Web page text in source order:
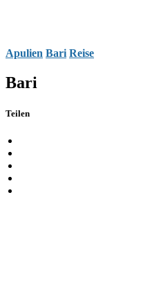
Apulien Bari Reise
Bari
Teilen